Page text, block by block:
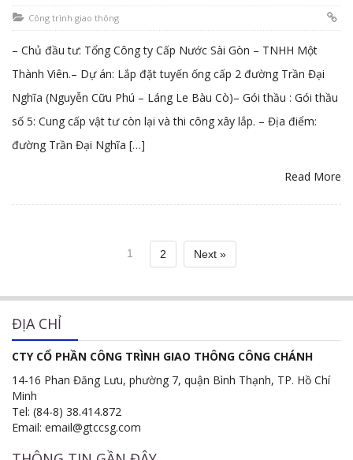
Công trình giao thông
– Chủ đầu tư: Tổng Công ty Cấp Nước Sài Gòn – TNHH Một
Thành Viên.– Dự án: Lắp đặt tuyến ống cấp 2 đường Trần Đại
Nghĩa (Nguyễn Cữu Phú – Láng Le Bàu Cò)– Gói thầu : Gói thầu
số 5: Cung cấp vật tư còn lại và thi công xây lắp. – Địa điểm:
đường Trần Đại Nghĩa […]
Read More
1 2 Next »
ĐỊA CHỈ
CTY CỔ PHẦN CÔNG TRÌNH GIAO THÔNG CÔNG CHÁNH
14-16 Phan Đăng Lưu, phường 7, quận Bình Thạnh, TP. Hồ Chí
Minh
Tel: (84-8) 38.414.872
Email: email@gtccsg.com